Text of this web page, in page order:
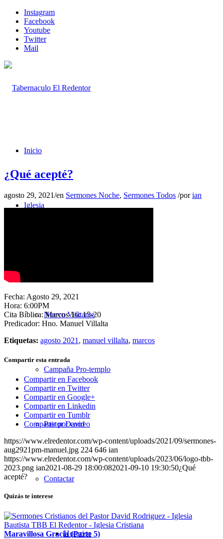
Instagram
Facebook
Youtube
Twitter
Mail
Inicio
Iglesia
Nuevo Visitante
Campaña Pro-templo
Pastor David
Contactar
Horarios
¿Qué acepté?
agosto 29, 2021/en Sermones Noche, Sermones Todos /porian
Fecha: Agosto 29, 2021
Hora: 6:00PM
Cita Bíblica: Marcos 16: 15-20
Predicador: Hno. Manuel Villalta
Etiquetas: agosto 2021 , manuel villalta, marcos
Compartir esta entrada
Compartir en Facebook
Compartir en Twitter
Compartir en Google+
Compartir en Linkedin
Compartir en Tumblr
Compartir por correo
https://www.elredentor.com/wp-content/uploads/2021/09/sermones-
aug2921pm-manuel.jpg 224 646 ian
https://www.elredentor.com/wp-content/uploads/2023/06/logo-tbb-
2023.png ian2021-08-29 18:00:082021-09-10 19:30:50¿Qué
acepté?
Quizás te interese
Maravillosa Gracia (Parte 5)